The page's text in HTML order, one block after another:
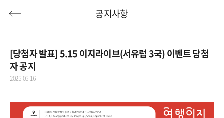
허니문 기획전/홈쇼핑
허니문 투어플랜/라이프
공지사항
[당첨자 발표] 5.15 이지라이브(서유럽 3국) 이벤트 당첨
자 공지
2025-05-16